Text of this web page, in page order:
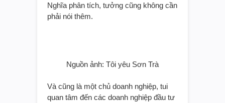
Nghĩa phân tích, tưởng cũng không cần
phải nói thêm.
Nguồn ảnh: Tôi yêu Sơn Trà
Và cũng là một chủ doanh nghiệp, tui
quan tâm đến các doanh nghiệp đầu tư